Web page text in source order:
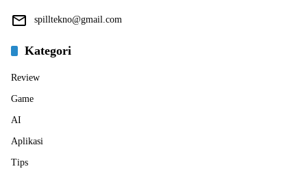
spilltekno@gmail.com
Kategori
Review
Game
AI
Aplikasi
Tips